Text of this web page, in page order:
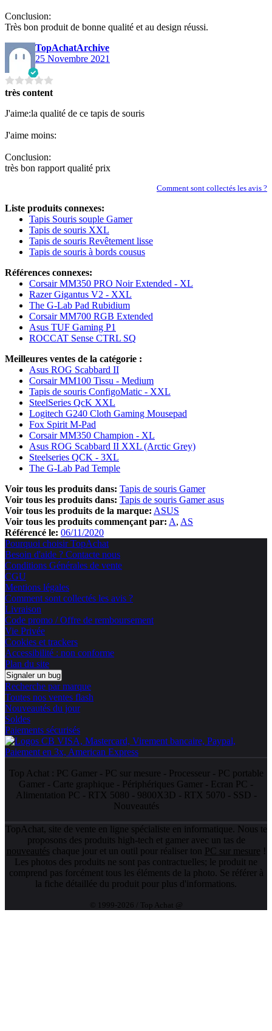
Conclusion:
Très bon produit de bonne qualité et au design réussi.
TopAchatArchive
25 Novembre 2021
très content
J'aime:la qualité de ce tapis de souris
J'aime moins:
Conclusion:
très bon rapport qualité prix
Comment sont collectés les avis ?
Liste produits connexes:
Tapis Souris souple Gamer
Tapis de souris XXL
Tapis de souris Revêtement lisse
Tapis de souris à bords cousus
Références connexes:
Corsair MM350 PRO Noir Extended - XL
Razer Gigantus V2 - XXL
The G-Lab Pad Rubidium
Corsair MM700 RGB Extended
Asus TUF Gaming P1
ROCCAT Sense CTRL SQ
Meilleures ventes de la catégorie :
Asus ROG Scabbard II
Corsair MM100 Tissu - Medium
Tapis de souris ConfigoMatic - XXL
SteelSeries QcK XXL
Logitech G240 Cloth Gaming Mousepad
Fox Spirit M-Pad
Corsair MM350 Champion - XL
Asus ROG Scabbard II XXL (Arctic Grey)
Steelseries QCK - 3XL
The G-Lab Pad Temple
Voir tous les produits dans: Tapis de souris Gamer
Voir tous les produits dans: Tapis de souris Gamer asus
Voir tous les produits de la marque: ASUS
Voir tous les produits commençant par: A AS
Référencé le: 06/11/2020
Pourquoi choisir TopAchat
Besoin d'aide ? Contacte nous
Conditions Générales de vente
CGU
Mentions légales
Comment sont collectés les avis ?
Livraison
Code promo / Offre de remboursement
Vie Privée
Cookies et trackers
Accessibilité : non conforme
Plan du site
Signaler un bug
Recherche par marque
Toutes nos ventes flash
Nouveautés du jour
Soldes
Paiements sécurisés
Top Achat : PC Gamer- PC sur mesure - Processeur- PC portable
Gamer - Carte graphique - Périphériques Gamer - Ecran PC -
Alimentation PC - RTX 5080 - 9800X3D - RTX 5070 - SSD -
Nouveautés
TopAchat, site de vente en ligne spécialiste en informatique. Nous te
proposons des produits high-tech et gamer avec un tas de
nouveautés chaque jour et un outil pour réaliser ton PC sur mesure !
Les photos des produits ne sont pas contractuelles; le produit ne
comprend pas forcément tous les éléments de la photo. Se référer à
la fiche détaillée du produit pour plus d'informations.
© 1999-2026 / Top Achat @